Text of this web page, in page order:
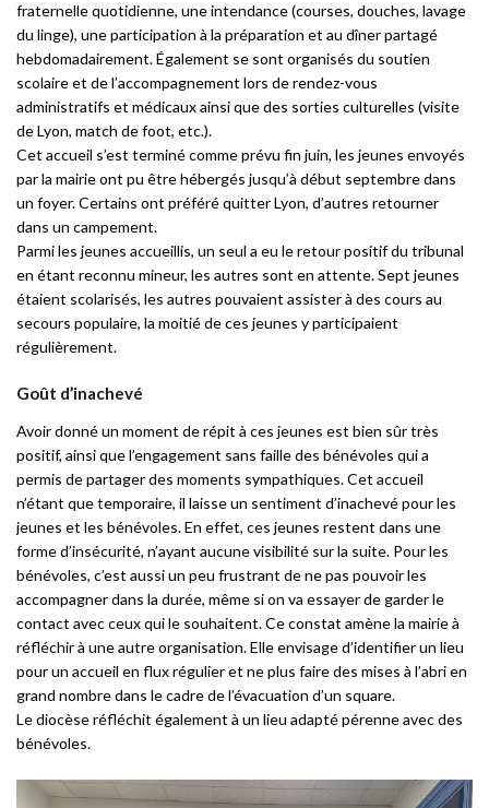
fraternelle quotidienne, une intendance (courses, douches, lavage
du linge), une participation à la préparation et au dîner partagé
hebdomadairement. Également se sont organisés du soutien
scolaire et de l’accompagnement lors de rendez-vous
administratifs et médicaux ainsi que des sorties culturelles (visite
de Lyon, match de foot, etc.).
Cet accueil s’est terminé comme prévu fin juin, les jeunes envoyés
par la mairie ont pu être hébergés jusqu’à début septembre dans
un foyer. Certains ont préféré quitter Lyon, d’autres retourner
dans un campement.
Parmi les jeunes accueillis, un seul a eu le retour positif du tribunal
en étant reconnu mineur, les autres sont en attente. Sept jeunes
étaient scolarisés, les autres pouvaient assister à des cours au
secours populaire, la moitié de ces jeunes y participaient
régulièrement.
Goût d’inachevé
Avoir donné un moment de répit à ces jeunes est bien sûr très
positif, ainsi que l’engagement sans faille des bénévoles qui a
permis de partager des moments sympathiques. Cet accueil
n’étant que temporaire, il laisse un sentiment d’inachevé pour les
jeunes et les bénévoles. En effet, ces jeunes restent dans une
forme d’insécurité, n’ayant aucune visibilité sur la suite. Pour les
bénévoles, c’est aussi un peu frustrant de ne pas pouvoir les
accompagner dans la durée, même si on va essayer de garder le
contact avec ceux qui le souhaitent. Ce constat amène la mairie à
réfléchir à une autre organisation. Elle envisage d’identifier un lieu
pour un accueil en flux régulier et ne plus faire des mises à l’abri en
grand nombre dans le cadre de l’évacuation d’un square.
Le diocèse réfléchit également à un lieu adapté pérenne avec des
bénévoles.